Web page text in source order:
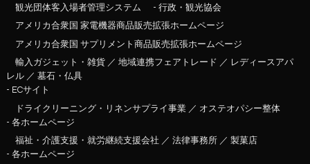
観光団体客入場者管理システム - 行政・観光協会
アメリカ合衆国 家電機器商品販売拡張ホームページ
アメリカ合衆国 サプリメント商品販売拡張ホームページ
輸入ガジェット・雑貨 ／ 地域連携フェアトレード ／ レディースアパ
レル ／ 墓石・仏具
- ECサイト
ドライクリーニング・リネンサプライ事業 ／ オステオパシー整体
- 各ホームページ
福祉・介護支援・就労継続支援会社 ／ 法律事務所 ／ 製菓店
- 各ホームページ